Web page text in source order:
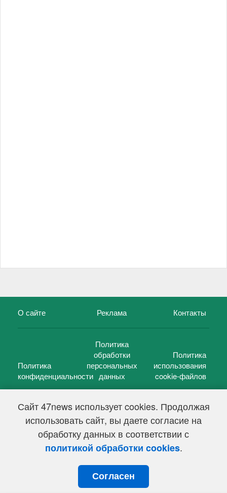
Сайт 47news использует cookies. Продолжая
использовать сайт, вы даете согласие на
обработку данных в соответствии с
политикой обработки cookies.
Согласен
О сайте Реклама Контакты
Политика
конфиденциальности
Политика
обработки
персональных
данных
Политика
использования
cookie-файлов
47 новостей (47 news)2005 — 2026 г.
Свидетельство о регистрации СМИ Эл № ФС 77-39848, выдано
Федеральной службой по надзору в сфере связи,
информационных технологий и массовых коммуникаций